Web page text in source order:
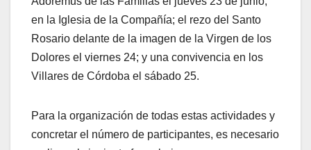
en la Iglesia de la Compañía; el rezo del Santo
Rosario delante de la imagen de la Virgen de los
Dolores el viernes 24; y una convivencia en los
Villares de Córdoba el sábado 25.
Para la organización de todas estas actividades y
concretar el número de participantes, es necesario